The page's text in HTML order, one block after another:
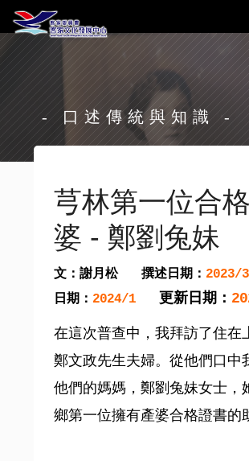
- 口述傳統與知識 -
芎林第一位合
婆 - 鄭劉兔妹
文：謝月松 撰述日期： 2023/3
日期： 2024/1 更新日期：
在這次普查中，我拜訪了住在
鄭文政先生夫婦。從他們口中
他們的媽媽，鄭劉兔妹女士，
鄉第一位擁有產婆合格證書的